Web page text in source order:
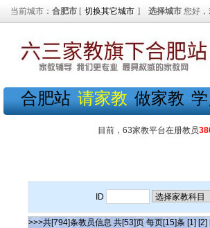
当前城市： 合肥市 [ 切换其它城市 ] 选择城市 您好
合肥站 请家教 做家教
目前，63家教平台在册教员
ID
>>>共[794]条教员信息 共[53]页 每页[15]条 [1] [2]